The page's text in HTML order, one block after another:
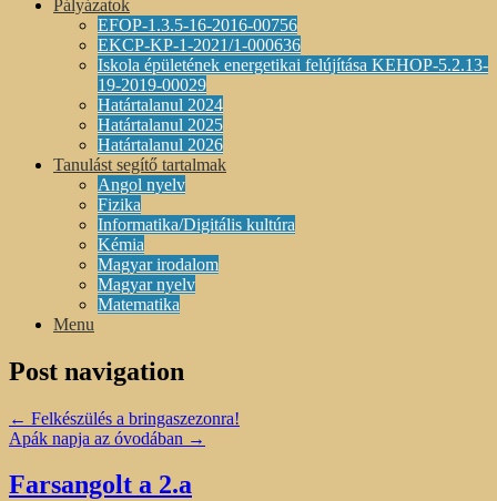
Pályázatok
EFOP-1.3.5-16-2016-00756
EKCP-KP-1-2021/1-000636
Iskola épületének energetikai felújítása KEHOP-5.2.13-
19-2019-00029
Határtalanul 2024
Határtalanul 2025
Határtalanul 2026
Tanulást segítő tartalmak
Angol nyelv
Fizika
Informatika/Digitális kultúra
Kémia
Magyar irodalom
Magyar nyelv
Matematika
Menu
Post navigation
← Felkészülés a bringaszezonra!
Apák napja az óvodában →
Farsangolt a 2.a